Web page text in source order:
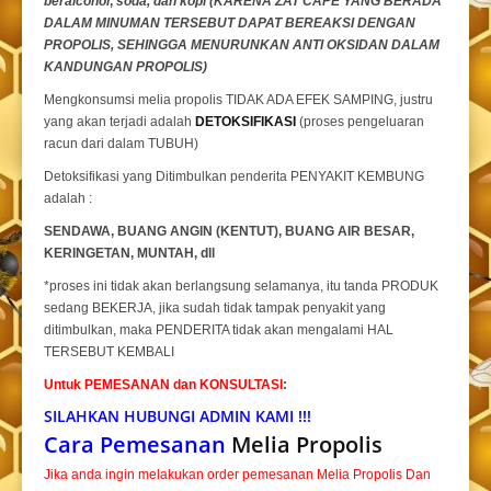
DALAM MINUMAN TERSEBUT DAPAT BEREAKSI DENGAN
PROPOLIS, SEHINGGA MENURUNKAN ANTI OKSIDAN DALAM
KANDUNGAN PROPOLIS)
Mengkonsumsi melia propolis TIDAK ADA EFEK SAMPING, justru
yang akan terjadi adalah DETOKSIFIKASI (proses pengeluaran
racun dari dalam TUBUH)
Detoksifikasi yang Ditimbulkan penderita PENYAKIT KEMBUNG
adalah :
SENDAWA, BUANG ANGIN (KENTUT), BUANG AIR BESAR,
KERINGETAN, MUNTAH, dll
*proses ini tidak akan berlangsung selamanya, itu tanda PRODUK
sedang BEKERJA, jika sudah tidak tampak penyakit yang
ditimbulkan, maka PENDERITA tidak akan mengalami HAL
TERSEBUT KEMBALI
Untuk PEMESANAN dan KONSULTASI :
SILAHKAN HUBUNGI ADMIN KAMI !!!
Cara Pemesanan Melia Propolis
Jika anda ingin melakukan order pemesanan Melia Propolis Dan